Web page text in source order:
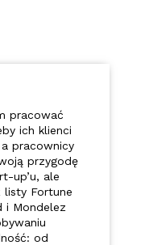
pracować
ich klienci
pracownicy
przygodę
up’u, ale
listy Fortune
i Mondelez
od